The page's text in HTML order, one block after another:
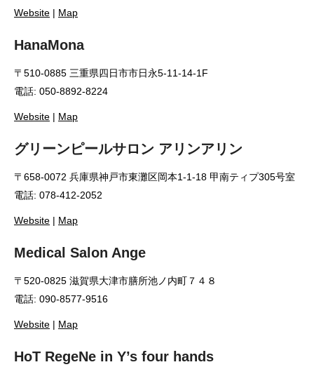
Website | Map
HanaMona
〒510-0885 三重県四日市市日永5-11-14-1F
電話: 050-8892-8224
Website | Map
グリーンピールサロン アリンアリン
〒658-0072 兵庫県神戸市東灘区岡本1-1-18 甲南ティプ305号室
電話: 078-412-2052
Website | Map
Medical Salon Ange
〒520-0825 滋賀県大津市膳所池ノ内町７４８
電話: 090-8577-9516
Website | Map
HoT RegeNe in Y’s four hands